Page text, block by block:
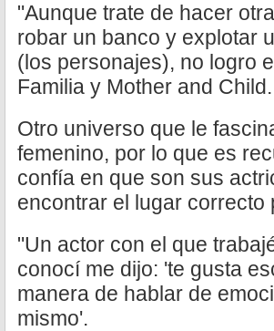
"Aunque trate de hacer
robar un banco y explotar
(los personajes), no logro
Familia y Mother and Child.
Otro universo que le
femenino, por lo que es
confía en que son sus
encontrar el lugar correcto
"Un actor con el que
conocí me dijo: 'te gusta
manera de hablar de
mismo'.